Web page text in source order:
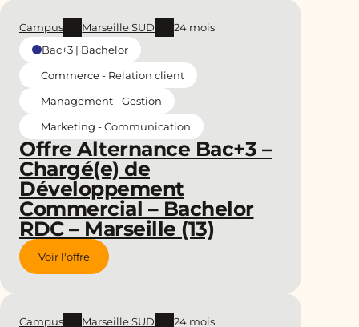
Offre Alternance Bac+3 –
Chargé(e) de
Développement
Commercial – Bachelor
RDC – Marseille (13)
Campus Marseille SUD
24 mois
Bac+3 | Bachelor
Commerce - Relation client
Management - Gestion
Marketing - Communication
Voir l'offre
Campus Marseille SUD
24 mois